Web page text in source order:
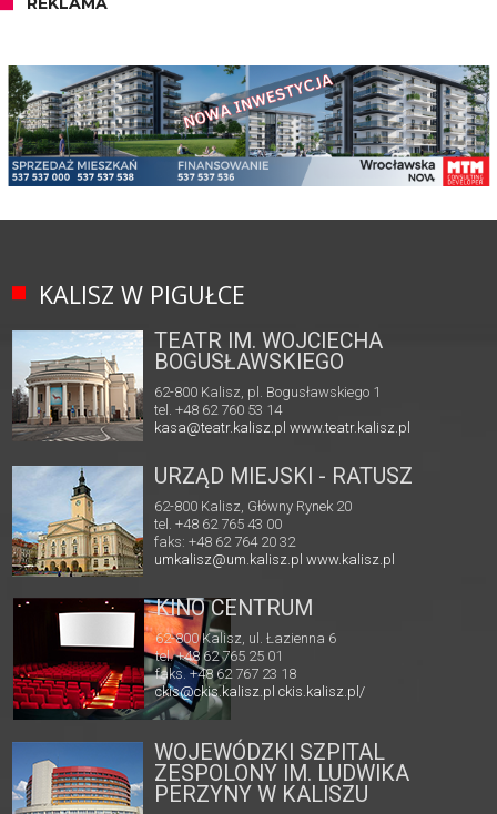
KALISZ W PIGUŁCE
TEATR IM. WOJCIECHA
BOGUSŁAWSKIEGO
62-800 Kalisz, pl. Bogusławskiego 1
tel. +48 62 760 53 14
kasa@teatr.kalisz.pl www.teatr.kalisz.pl
URZĄD MIEJSKI - RATUSZ
62-800 Kalisz, Główny Rynek 20
tel. +48 62 765 43 00
faks: +48 62 764 20 32
umkalisz@um.kalisz.plwww.kalisz.pl
KINO CENTRUM
62-800 Kalisz, ul. Łazienna 6
tel. +48 62 765 25 01
faks. +48 62 767 23 18
ckis@ckis.kalisz.pl ckis.kalisz.pl/
WOJEWÓDZKI SZPITAL
ZESPOLONY IM. LUDWIKA
PERZYNY W KALISZU